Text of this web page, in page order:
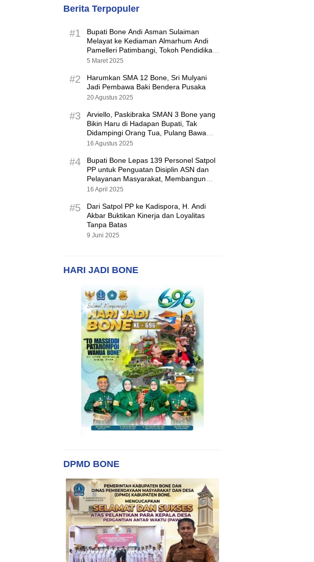
Berita Terpopuler
#1
Bupati Bone Andi Asman Sulaiman
Melayat ke Kediaman Almarhum Andi
Pamelleri Patimbangi, Tokoh Pendidikan
Kabupaten Bone
5 Maret 2025
#2
Harumkan SMA 12 Bone, Sri Mulyani
Jadi Pembawa Baki Bendera Pusaka
20 Agustus 2025
#3
Arviello, Paskibraka SMAN 3 Bone yang
Bikin Haru di Hadapan Bupati, Tak
Didampingi Orang Tua, Pulang Bawa
Hadiah Motor
16 Agustus 2025
#4
Bupati Bone Lepas 139 Personel Satpol
PP untuk Penguatan Disiplin ASN dan
Pelayanan Masyarakat, Membangun
Pemerintahan yang Tertib dan Melayani
16 April 2025
#5
Dari Satpol PP ke Kadispora, H. Andi
Akbar Buktikan Kinerja dan Loyalitas
Tanpa Batas
9 Juni 2025
HARI JADI BONE
DPMD BONE